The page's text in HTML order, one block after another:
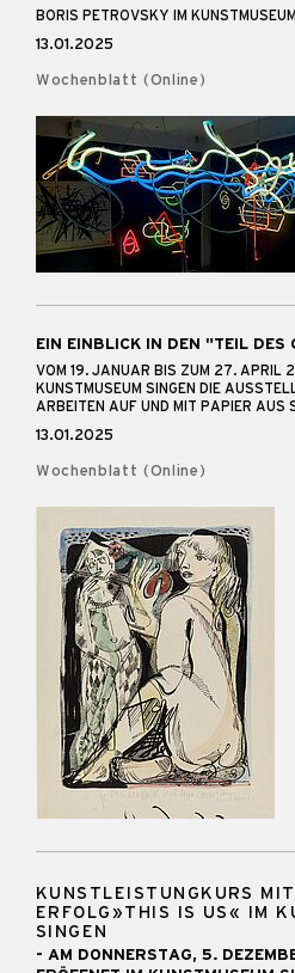
BORIS PETROVSKY IM
13.01.2025
Wochenblatt (Online)
EIN EINBLICK IN DEN "TEIL DES
VOM 19. JANUAR BIS ZUM 27. APRIL
KUNSTMUSEUM SINGEN DIE
ARBEITEN AUF UND MIT PAPIER AUS
13.01.2025
Wochenblatt (Online)
KUNSTLEISTUNGKURS
ERFOLG»THIS IS US« IM
SINGEN
- AM DONNERSTAG, 5.